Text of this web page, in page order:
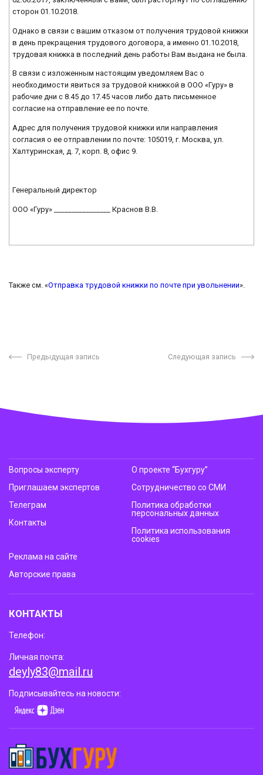
сторон 01.10.2018.
Однако в связи с вашим отказом от получения трудовой книжки
в день прекращения трудового договора, а именно 01.10.2018,
трудовая книжка в последний день работы Вам выдана не была.
В связи с изложенным настоящим уведомляем Вас о
необходимости явиться за трудовой книжкой в ООО «Гуру» в
рабочие дни с 8.45 до 17.45 часов либо дать письменное
согласие на отправление ее по почте.
Адрес для получения трудовой книжки или направления
согласия о ее отправлении по почте: 105019, г. Москва, ул.
Халтуринская, д. 7, корп. 8, офис 9.
Генеральный директор
ООО «Гуру» ________________ Краснов В.В.
Также см. «Отправка трудовой книжки по почте при увольнении».
Предыдущая запись Следующая запись
Вопросы эксперту
Приглашаем экспертов
Телеграм
Контакты
О проекте “Бухгуру”
Сотрудничество со СМИ
Политика обработки
персональных данных
Политика использования
cookies
Реклама на сайте
Авторские права
КОНТАКТЫ
Телефон:
Личная почта:
deyly83@mail.ru
Подписывайтесь на новости: